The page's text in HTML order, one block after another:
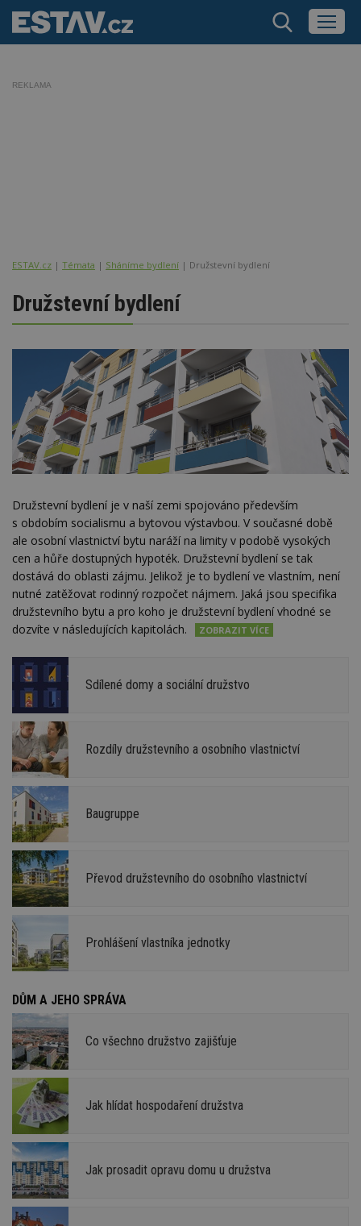
REKLAMA
ESTAV.cz Témata Sháníme bydlení Družstevní bydlení
Družstevní bydlení
Družstevní bydlení je v naší zemi spojováno především
s obdobím socialismu a bytovou výstavbou. V současné době
ale osobní vlastnictví bytu naráží na limity v podobě vysokých
cen a hůře dostupných hypoték. Družstevní bydlení se tak
dostává do oblasti zájmu. Jelikož je to bydlení ve vlastním, není
nutné zatěžovat rodinný rozpočet nájmem. Jaká jsou specifika
družstevního bytu a pro koho je družstevní bydlení vhodné se
dozvíte v následujících kapitolách.
Sdílené domy a sociální družstvo
Rozdíly družstevního a osobního vlastnictví
Baugruppe
Převod družstevního do osobního vlastnictví
Prohlášení vlastníka jednotky
DŮM A JEHO SPRÁVA
Co všechno družstvo zajišťuje
Jak hlídat hospodaření družstva
Jak prosadit opravu domu u družstva